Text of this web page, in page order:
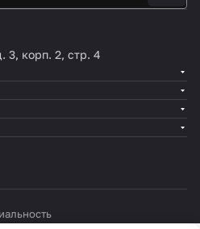
3, корп. 2, стр. 4